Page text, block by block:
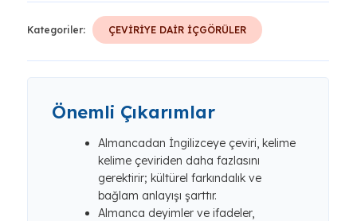
Kategoriler: ÇEVİRİYE DAİR İÇGÖRÜLER
Önemli Çıkarımlar
Almancadan İngilizceye çeviri, kelime
kelime çeviriden daha fazlasını
gerektirir; kültürel farkındalık ve
bağlam anlayışı şarttır.
Almanca deyimler ve ifadeler,